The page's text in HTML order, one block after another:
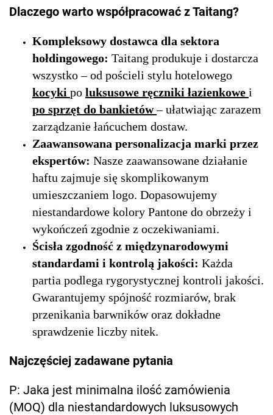
Dlaczego warto współpracować z Taitang?
Kompleksowy dostawca dla sektora
hołdingowego: Taitang produkuje i dostarcza
wszystko – od pościeli stylu hotelowego
kocyki po luksusowe ręczniki łazienkowe i
po sprzęt do bankietów– ułatwiając zarazem
zarządzanie łańcuchem dostaw.
Zaawansowana personalizacja marki przez
ekspertów: Nasze zaawansowane działanie
haftu zajmuje się skomplikowanym
umieszczaniem logo. Dopasowujemy
niestandardowe kolory Pantone do obrzeży i
wykończeń zgodnie z oczekiwaniami.
Ścisła zgodność z międzynarodowymi
standardami i kontrolą jakości: Każda
partia podlega rygorystycznej kontroli jakości.
Gwarantujemy spójność rozmiarów, brak
przenikania barwników oraz dokładne
sprawdzenie liczby nitek.
Najczęściej zadawane pytania
P: Jaka jest minimalna ilość zamówienia
(MOQ) dla niestandardowych luksusowych